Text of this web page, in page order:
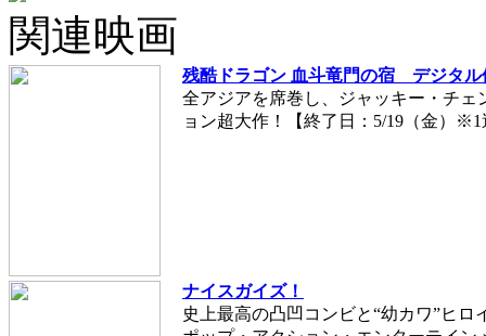
関連映画
残酷ドラゴン 血斗竜門の宿 デジタル
全アジアを席巻し、ジャッキー・チェ
ョン超大作！【終了日：5/19（金）
ナイスガイズ！
史上最高の凸凹コンビと“幼カワ”ヒロ